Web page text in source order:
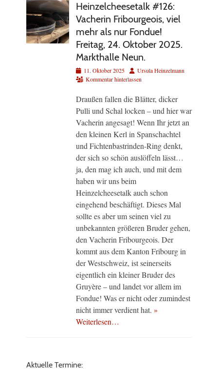
Heinzelcheesetalk #126:
Vacherin Fribourgeois, viel
mehr als nur Fondue!
Freitag, 24. Oktober 2025.
Markthalle Neun.
Veröffentlicht
am
11. Oktober 2025 AutorUrsula Heinzelmann
Kommentar hinterlassen
Draußen fallen die Blätter, dicker
Pulli und Schal locken – und hier war
Vacherin angesagt! Wenn Ihr jetzt an
den kleinen Kerl in Spanschachtel
und Fichtenbastrinden-Ring denkt,
der sich so schön auslöffeln lässt…
ja, den mag ich auch, und mit dem
haben wir uns beim
Heinzelcheesetalk auch schon
eingehend beschäftigt. Dieses Mal
sollte es aber um seinen viel zu
unbekannten größeren Bruder gehen,
den Vacherin Fribourgeois. Der
kommt aus dem Kanton Fribourg in
der Westschweiz, ist seinerseits
eigentlich ein kleiner Bruder des
Gruyère – und landet vor allem im
Fondue! Was er nicht oder zumindest
nicht immer verdient hat. »
Weiterlesen…
Aktuelle Termine: